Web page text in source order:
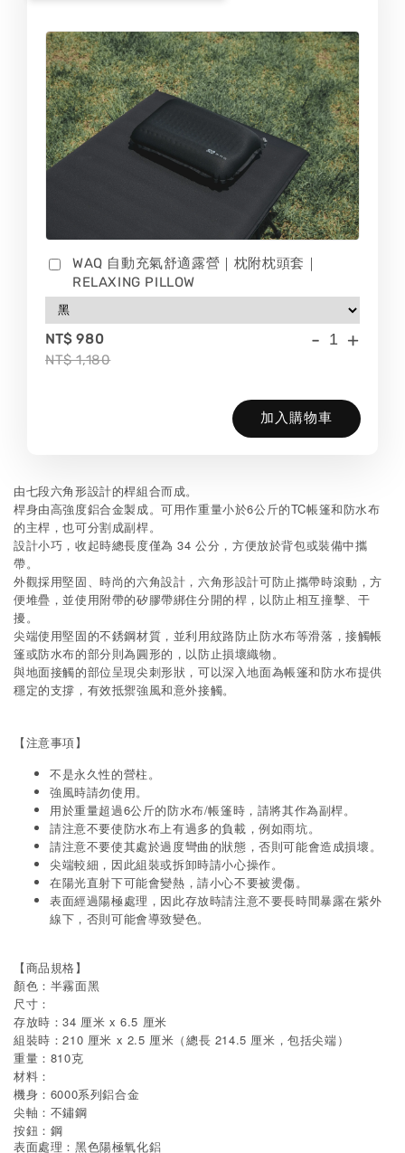
WAQ 自動充氣舒適露營｜枕附枕頭套｜
RELAXING PILLOW
NT$ 980
NT$ 1,180
- +
加入購物車
由七段六角形設計的桿組合而成。
桿身由高強度鋁合金製成。可用作重量小於6公斤的TC帳篷和防水布
的主桿，也可分割成副桿。
設計小巧，收起時總長度僅為 34 公分，方便放於背包或裝備中攜
帶。
外觀採用堅固、時尚的六角設計，六角形設計可防止攜帶時滾動，方
便堆疊，並使用附帶的矽膠帶綁住分開的桿，以防止相互撞擊、干
擾。
尖端使用堅固的不銹鋼材質，並利用紋路防止防水布等滑落，接觸帳
篷或防水布的部分則為圓形的，以防止損壞織物。
與地面接觸的部位呈現尖刺形狀，可以深入地面為帳篷和防水布提供
穩定的支撐，有效抵禦強風和意外接觸。
【注意事項】
不是永久性的營柱。
強風時請勿使用。
用於重量超過6公斤的防水布/帳篷時，請將其作為副桿。
請注意不要使防水布上有過多的負載，例如雨坑。
請注意不要使其處於過度彎曲的狀態，否則可能會造成損壞。
尖端較細，因此組裝或拆卸時請小心操作。
在陽光直射下可能會變熱，請小心不要被燙傷。
表面經過陽極處理，因此存放時請注意不要長時間暴露在紫外
線下，否則可能會導致變色。
【商品規格】
顏色：半霧面黑
尺寸：
存放時：34 厘米 x 6.5 厘米
組裝時：210 厘米 x 2.5 厘米（總長 214.5 厘米，包括尖端）
重量：810克
材料：
機身：6000系列鋁合金
尖軸：不鏽鋼
按鈕：鋼
表面處理：黑色陽極氧化鋁